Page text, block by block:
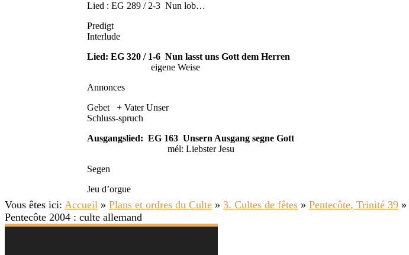
Lied : EG 289 / 2-3 Nun lob…
Predigt
Interlude
Lied: EG 320 / 1-6 Nun lasst uns Gott dem Herren
eigene Weise
Annonces
Gebet + Vater Unser
Schluss-spruch
Ausgangslied: EG 163 Unsern Ausgang segne Gott
mél: Liebster Jesu
Segen
Jeu d’orgue
Vous êtes ici: Accueil » Plans et ordres du Culte » 3. Cultes de fêtes » Pentecôte, Trinité 39 »
Pentecôte 2004 : culte allemand